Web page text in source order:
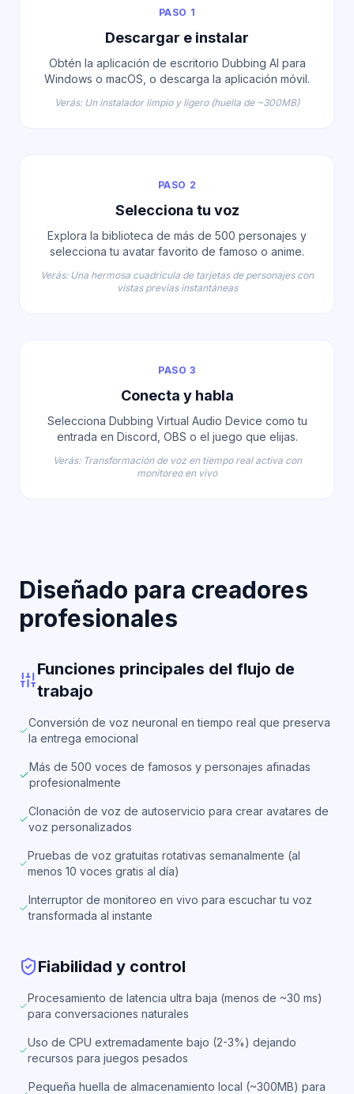
PASO 1
Descargar e instalar
Obtén la aplicación de escritorio Dubbing AI para
Windows o macOS, o descarga la aplicación móvil.
Verás: Un instalador limpio y ligero (huella de ~300MB)
PASO 2
Selecciona tu voz
Explora la biblioteca de más de 500 personajes y
selecciona tu avatar favorito de famoso o anime.
Verás: Una hermosa cuadrícula de tarjetas de personajes con
vistas previas instantáneas
PASO 3
Conecta y habla
Selecciona Dubbing Virtual Audio Device como tu
entrada en Discord, OBS o el juego que elijas.
Verás: Transformación de voz en tiempo real activa con
monitoreo en vivo
Diseñado para creadores
profesionales
Funciones principales del flujo de
trabajo
Conversión de voz neuronal en tiempo real que preserva
la entrega emocional
Más de 500 voces de famosos y personajes afinadas
profesionalmente
Clonación de voz de autoservicio para crear avatares de
voz personalizados
Pruebas de voz gratuitas rotativas semanalmente (al
menos 10 voces gratis al día)
Interruptor de monitoreo en vivo para escuchar tu voz
transformada al instante
Fiabilidad y control
Procesamiento de latencia ultra baja (menos de ~30 ms)
para conversaciones naturales
Uso de CPU extremadamente bajo (2-3%) dejando
recursos para juegos pesados
Pequeña huella de almacenamiento local (~300MB) para